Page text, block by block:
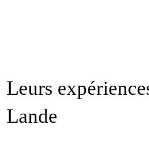
Leurs
Lande